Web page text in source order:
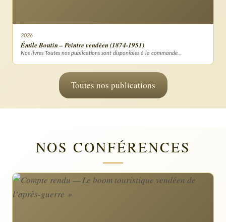
2026
Émile Boutin – Peintre vendéen (1874-1951)
Nos livres Toutes nos publications sont disponibles à la commande…
Toutes nos publications
NOS CONFÉRENCES